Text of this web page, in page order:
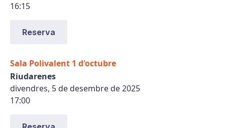
16:15
Reserva
Sala Polivalent 1 d'octubre
Riudarenes
divendres, 5 de desembre de 2025
17:00